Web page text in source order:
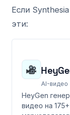
Если
эти:
AI-видео
HeyGen
видео на